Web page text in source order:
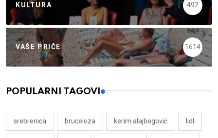
KULTURA 492
VAŠE PRIČE 1614
POPULARNI TAGOVI
srebrenica bruceloza kerim alajbegović lidl